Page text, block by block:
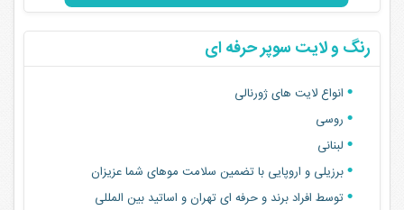
رنگ و لایت سوپر حرفه ای
انواع لایت های ژورنالی
روسی
لبنانی
برزیلی و اروپایی با تضمین سلامت موهای شما عزیزان
توسط افراد برند و حرفه ای تهران و اساتید بین المللی